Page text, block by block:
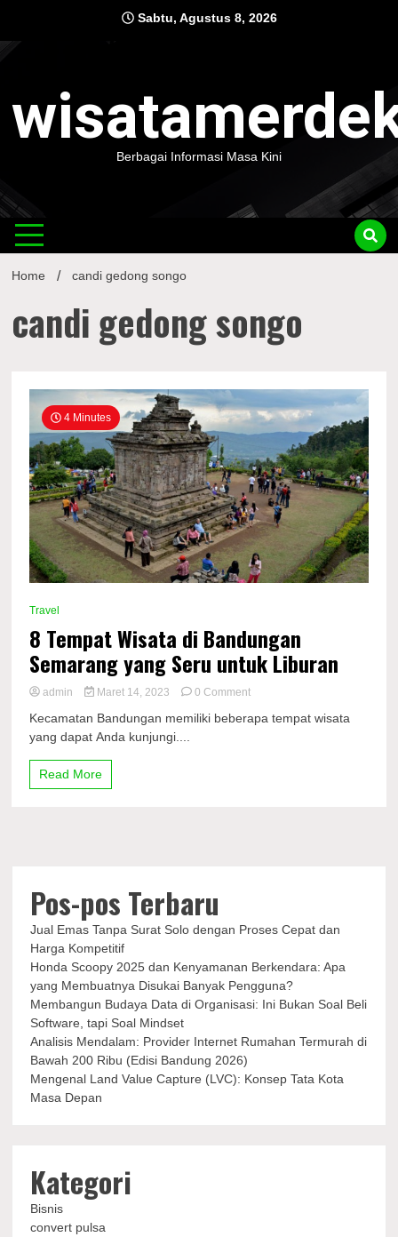
content
Sabtu, Agustus 8, 2026
Berbagai Informasi Masa Kini
Home candi gedong songo
candi gedong songo
4 Minutes
Travel
8 Tempat Wisata di Bandungan
Semarang yang Seru untuk Liburan
admin Maret 14, 2023 0 Commenton
Tempat
Kecamatan Bandungan memiliki beberapa tempat wisata
yang dapat Anda kunjungi....
Read More
Pos-pos Terbaru
Jual Emas Tanpa Surat Solo dengan Proses Cepat dan
Harga Kompetitif
Honda Scoopy 2025 dan Kenyamanan Berkendara: Apa
yang Membuatnya Disukai Banyak Pengguna?
Membangun Budaya Data di Organisasi: Ini Bukan Soal Beli
Software, tapi Soal Mindset
Analisis Mendalam: Provider Internet Rumahan Termurah di
Bawah 200 Ribu (Edisi Bandung 2026)
Mengenal Land Value Capture (LVC): Konsep Tata Kota
Masa Depan
Kategori
Bisnis
convert pulsa